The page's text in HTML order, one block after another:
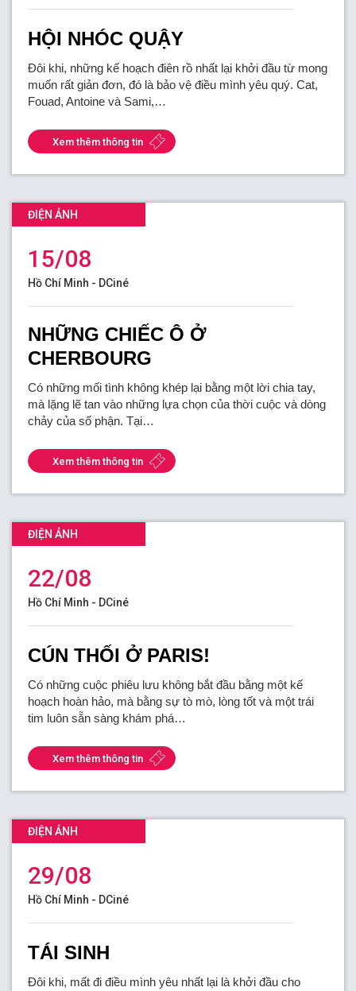
HỘI NHÓC QUẬY
Đôi khi, những kế hoạch điên rồ nhất lại khởi đầu từ mong
muốn rất giản đơn, đó là bảo vệ điều mình yêu quý. Cat,
Fouad, Antoine và Sami,…
Xem thêm thông tin
ĐIỆN ẢNH
15/08
Hồ Chí Minh - DCiné
NHỮNG CHIẾC Ô Ở
CHERBOURG
Có những mối tình không khép lại bằng một lời chia tay,
mà lặng lẽ tan vào những lựa chọn của thời cuộc và dòng
chảy của số phận. Tại…
Xem thêm thông tin
ĐIỆN ẢNH
22/08
Hồ Chí Minh - DCiné
CÚN THỐI Ở PARIS!
Có những cuộc phiêu lưu không bắt đầu bằng một kế
hoạch hoàn hảo, mà bằng sự tò mò, lòng tốt và một trái
tim luôn sẵn sàng khám phá…
Xem thêm thông tin
ĐIỆN ẢNH
29/08
Hồ Chí Minh - DCiné
TÁI SINH
Đôi khi, mất đi điều mình yêu nhất lại là khởi đầu cho